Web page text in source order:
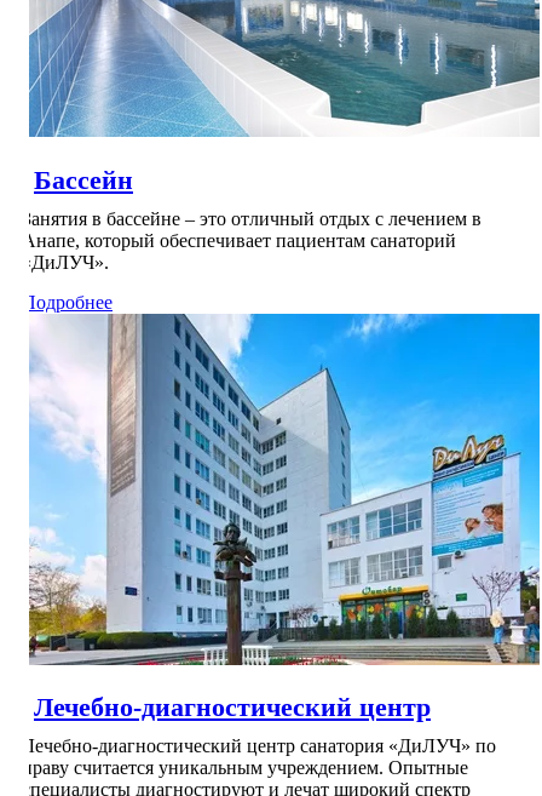
Бассейн
Занятия в бассейне – это отличный отдых с лечением в
Анапе, который обеспечивает пациентам санаторий
«ДиЛУЧ».
Подробнее
Лечебно-диагностический центр
Лечебно-диагностический центр санатория «ДиЛУЧ» по
праву считается уникальным учреждением. Опытные
специалисты диагностируют и лечат широкий спектр